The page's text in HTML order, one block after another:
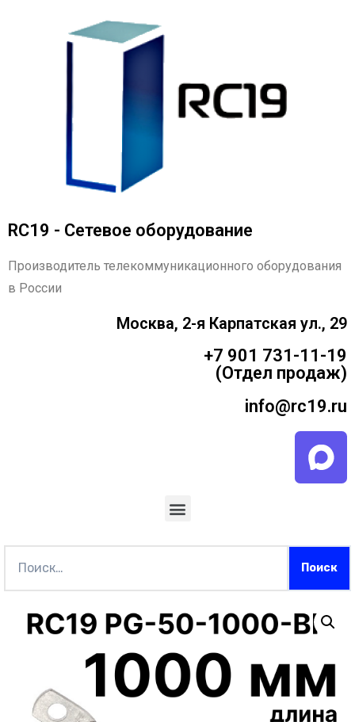
RC19 - Сетевое оборудование
Производитель телекоммуникационного оборудования
в России
Москва, 2-я Карпатская ул., 29
+7 901 731-11-19
(Отдел продаж)
info@rc19.ru